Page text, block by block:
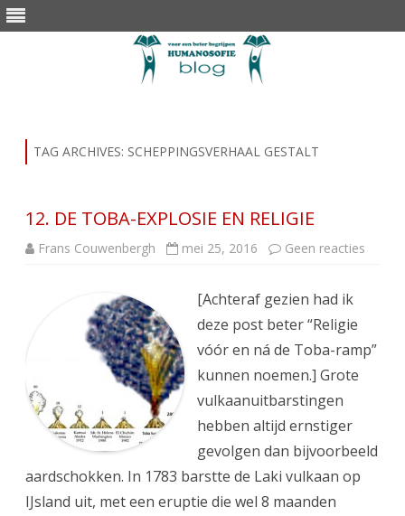
TAG ARCHIVES: SCHEPPINGSVERHAAL GESTALT
12. DE TOBA-EXPLOSIE EN RELIGIE
Frans Couwenbergh mei 25, 2016 Geen reacties
[Achteraf gezien had ik
deze post beter “Religie
vóór en ná de Toba-ramp”
kunnen noemen.] Grote
vulkaanuitbarstingen
hebben altijd ernstiger
gevolgen dan bijvoorbeeld
aardschokken. In 1783 barstte de Laki vulkaan op
IJsland uit, met een eruptie die wel 8 maanden